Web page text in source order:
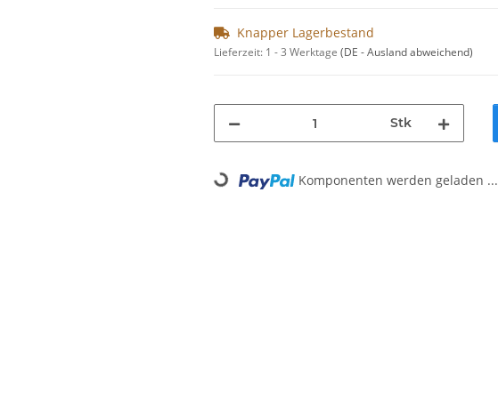
Knapper Lagerbestand
Lieferzeit: 1 - 3 Werktage (DE - Ausland abweichend)
Stk
Loading... Komponenten werden geladen ...